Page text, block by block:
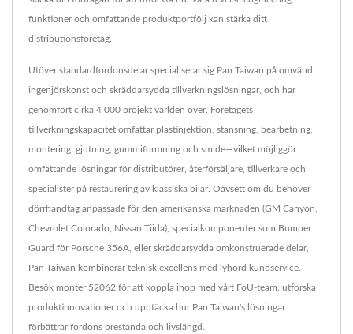
funktioner och omfattande produktportfölj kan stärka ditt
distributionsföretag.
Utöver standardfordonsdelar specialiserar sig Pan Taiwan på omvänd
ingenjörskonst och skräddarsydda tillverkningslösningar, och har
genomfört cirka 4 000 projekt världen över. Företagets
tillverkningskapacitet omfattar plastinjektion, stansning, bearbetning,
montering, gjutning, gummiformning och smide—vilket möjliggör
omfattande lösningar för distributörer, återförsäljare, tillverkare och
specialister på restaurering av klassiska bilar. Oavsett om du behöver
dörrhandtag anpassade för den amerikanska marknaden (GM Canyon,
Chevrolet Colorado, Nissan Tiida), specialkomponenter som Bumper
Guard för Porsche 356A, eller skräddarsydda omkonstruerade delar,
Pan Taiwan kombinerar teknisk excellens med lyhörd kundservice.
Besök monter 52062 för att koppla ihop med vårt FoU-team, utforska
produktinnovationer och upptäcka hur Pan Taiwan's lösningar
förbättrar fordons prestanda och livslängd.